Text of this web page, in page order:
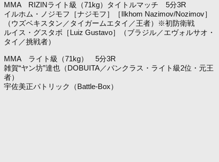
MMA RIZINライト級（71kg）タイトルマッチ 5分3R
イルホム・ノジモフ［ナジモフ］［Ilkhom Nazimov/Nozimov］
（ウズベキスタン／タイガームエタイ／王者）※初防衛戦
ルイス・グスタボ［Luiz Gustavo］（ブラジル／エヴォルサオ・
タイ／挑戦者）
MMA ライト級（71kg） 5分3R
雑賀“ヤン坊”達也（DOBUITA／パンクラス・ライト級2位・元王
者）
宇佐美正パトリック（Battle-Box）